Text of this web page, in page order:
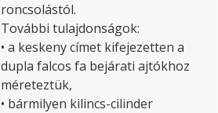
roncsolástól.
További tulajdonságok:
• a keskeny címet kifejezetten a
dupla falcos fa bejárati ajtókhoz
méreteztük,
• bármilyen kilincs-cilinder